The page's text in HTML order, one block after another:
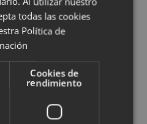
solo que aquí en
brazo, lo mantenemos en
con
todas las cookies
Política de
Cookies de
rendimiento